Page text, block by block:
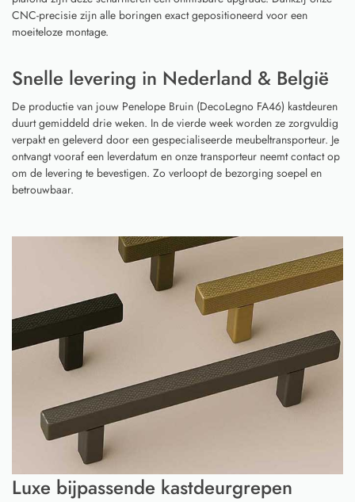
CNC-precisie zijn alle boringen exact gepositioneerd voor een
moeiteloze montage.
Snelle levering in Nederland & België
De productie van jouw Penelope Bruin (DecoLegno FA46) kastdeuren
duurt gemiddeld drie weken. In de vierde week worden ze zorgvuldig
verpakt en geleverd door een gespecialiseerde meubeltransporteur. Je
ontvangt vooraf een leverdatum en onze transporteur neemt contact op
om de levering te bevestigen. Zo verloopt de bezorging soepel en
betrouwbaar.
Luxe bijpassende kastdeurgrepen